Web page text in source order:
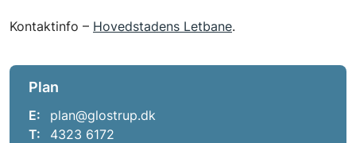
Kontaktinfo – Hovedstadens Letbane.
Plan
E:
plan@glostrup.dk
T:
4323 6172